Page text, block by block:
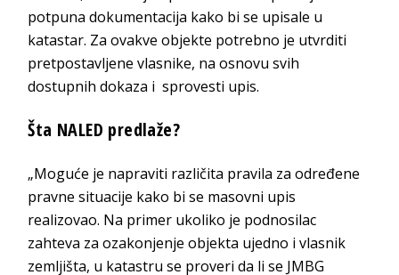
potpuna dokumentacija kako bi se upisale u
katastar. Za ovakve objekte potrebno je utvrditi
pretpostavljene vlasnike, na osnovu svih
dostupnih dokaza i sprovesti upis.
Šta NALED predlaže?
„Moguće je napraviti različita pravila za određene
pravne situacije kako bi se masovni upis
realizovao. Na primer ukoliko je podnosilac
zahteva za ozakonjenje objekta ujedno i vlasnik
zemljišta, u katastru se proveri da li se JMBG